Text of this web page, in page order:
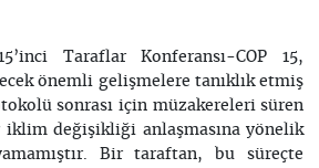
Taraflar Konferansı-COP 15,
önemli gelişmelere tanıklık etmiş
sonrası için müzakereleri süren
iklim değişikliği anlaşmasına yönelik
Bir taraftan, bu süreçte